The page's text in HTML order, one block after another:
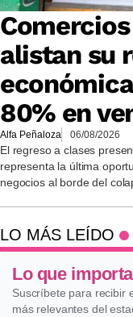
alistan su
80% en
Alfa Peñaloza 06/08/2026
El regreso a clases
representa la última
negocios al borde del
LO MÁS LEÍDO
Lo que
Suscríbete para recibir
más relevantes del